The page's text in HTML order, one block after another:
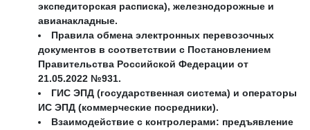
экспедиторская расписка), железнодорожные и
авианакладные.
Правила обмена электронных перевозочных
документов в соответствии с Постановлением
Правительства Российской Федерации от
21.05.2022 №931.
ГИС ЭПД (государственная система) и операторы
ИС ЭПД (коммерческие посредники).
Взаимодействие с контролерами: предъявление